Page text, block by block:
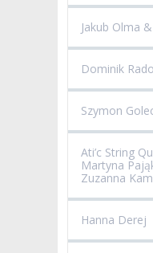
Jakub Olma
Dominik
Szymon
Ati’c String
Martyna
Zuzanna
Hanna Derej